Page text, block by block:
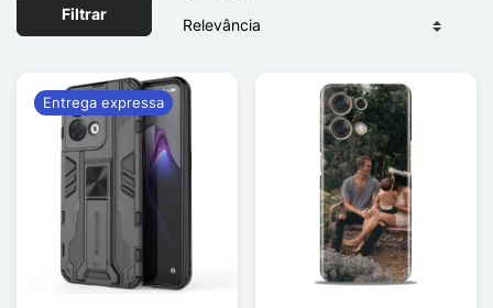
Filtrar
Entrega expressa